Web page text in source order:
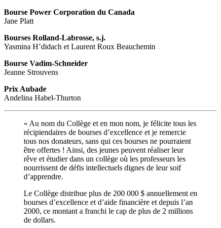
Bourse Power Corporation du Canada
Jane Platt
Bourses Rolland-Labrosse, s.j.
Yasmina H’didach et Laurent Roux Beauchemin
Bourse Vadim-Schneider
Jeanne Strouvens
Prix Aubade
Andelina Habel-Thurton
« Au nom du Collège et en mon nom, je félicite tous les
récipiendaires de bourses d’excellence et je remercie
tous nos donateurs, sans qui ces bourses ne pourraient
être offertes ! Ainsi, des jeunes peuvent réaliser leur
rêve et étudier dans un collège où les professeurs les
nourrissent de défis intellectuels dignes de leur soif
d’apprendre.
Le Collège distribue plus de 200 000 $ annuellement en
bourses d’excellence et d’aide financière et depuis l’an
2000, ce montant a franchi le cap de plus de 2 millions
de dollars.